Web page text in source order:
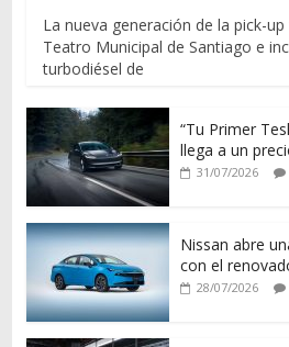
La nueva generación de la pick-
Teatro Municipal de Santiago e
turbodiésel de
“Tu Primer
llega a un
31/07/2026
Nissan abre
con el
28/07/2026